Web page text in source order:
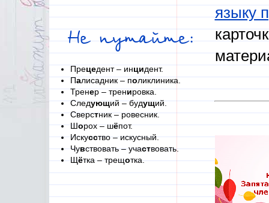
Не путайте:
Прецедент – инцидент.
Палисадник – поликлиника.
Тренер – тренировка.
Следующий – будущий.
Сверстник – ровесник.
Шорох – шёпот.
Искусство – искусный.
Чувствовать – участвовать.
Щётка – трещотка.
языку